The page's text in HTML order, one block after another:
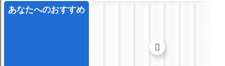
あなたへのおすすめ
